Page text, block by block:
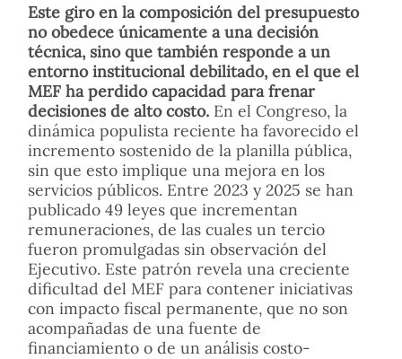
Este giro en la composición del presupuesto
no obedece únicamente a una decisión
técnica, sino que también responde a un
entorno institucional debilitado, en el que el
MEF ha perdido capacidad para frenar
decisiones de alto costo. En el Congreso, la
dinámica populista reciente ha favorecido el
incremento sostenido de la planilla pública,
sin que esto implique una mejora en los
servicios públicos. Entre 2023 y 2025 se han
publicado 49 leyes que incrementan
remuneraciones, de las cuales un tercio
fueron promulgadas sin observación del
Ejecutivo. Este patrón revela una creciente
dificultad del MEF para contener iniciativas
con impacto fiscal permanente, que no son
acompañadas de una fuente de
financiamiento o de un análisis costo-